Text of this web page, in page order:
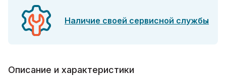
Наличие своей сервисной службы
Описание и характеристики